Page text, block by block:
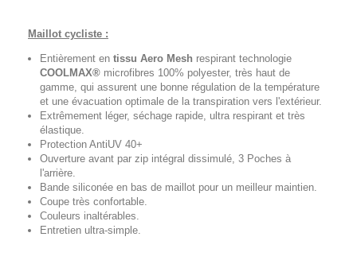
Maillot cycliste :
Entièrement en tissu Aero Mesh respirant technologie
COOLMAX® microfibres 100% polyester, très haut de
gamme, qui assurent une bonne régulation de la température
et une évacuation optimale de la transpiration vers l'extérieur.
Extrêmement léger, séchage rapide, ultra respirant et très
élastique.
Protection AntiUV 40+
Ouverture avant par zip intégral dissimulé, 3 Poches à
l'arrière.
Bande siliconée en bas de maillot pour un meilleur maintien.
Coupe très confortable.
Couleurs inaltérables.
Entretien ultra-simple.